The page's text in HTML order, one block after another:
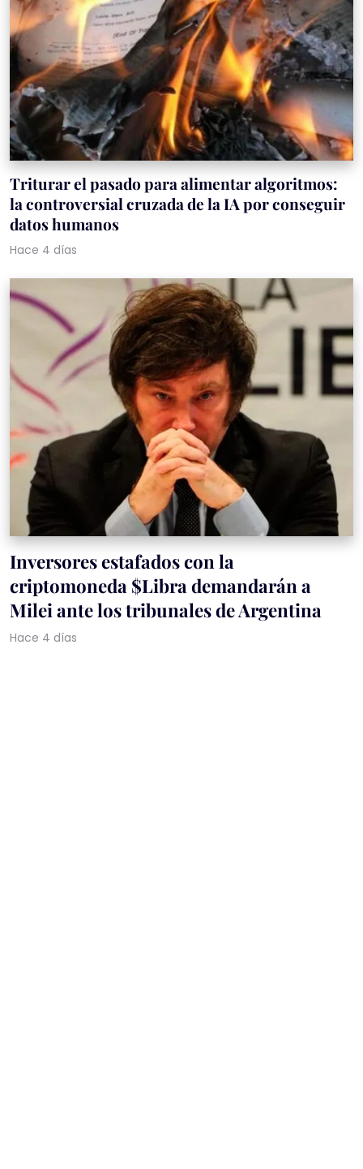
Triturar el pasado para alimentar algoritmos:
la controversial cruzada de la IA por conseguir
datos humanos
Hace 4 días
Inversores estafados con la
criptomoneda $Libra demandarán a
Milei ante los tribunales de Argentina
Hace 4 días